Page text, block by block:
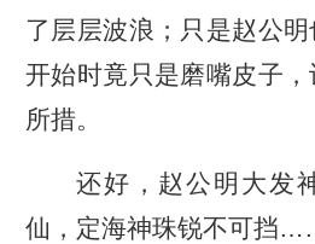
了层层波浪；只是赵公明
开始时竟只是磨嘴皮子
所措。
还好，赵公明大发
仙，定海神珠锐不可挡